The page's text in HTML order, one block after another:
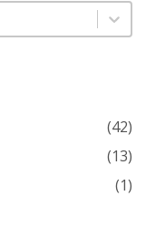
(42)
(13)
(1)